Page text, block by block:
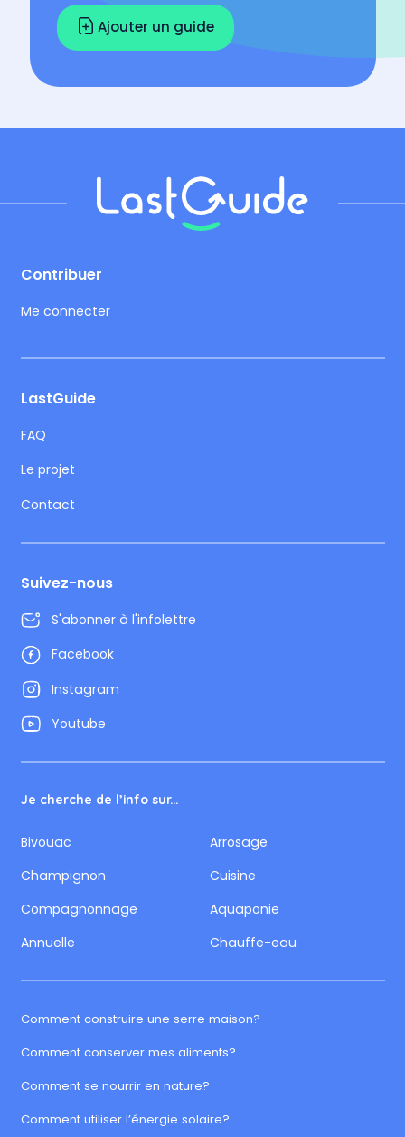
Ajouter un guide
Comment construire une serre maison?
Comment conserver mes aliments?
Comment se nourrir en nature?
Comment utiliser l’énergie solaire?
Contribuer
Me connecter
LastGuide
FAQ
Le projet
Contact
Suivez-nous
S'abonner à l'infolettre
Facebook
Instagram
Youtube
Je cherche de l’info sur...
Bivouac
Arrosage
Champignon
Cuisine
Compagnonnage
Aquaponie
Annuelle
Chauffe-eau